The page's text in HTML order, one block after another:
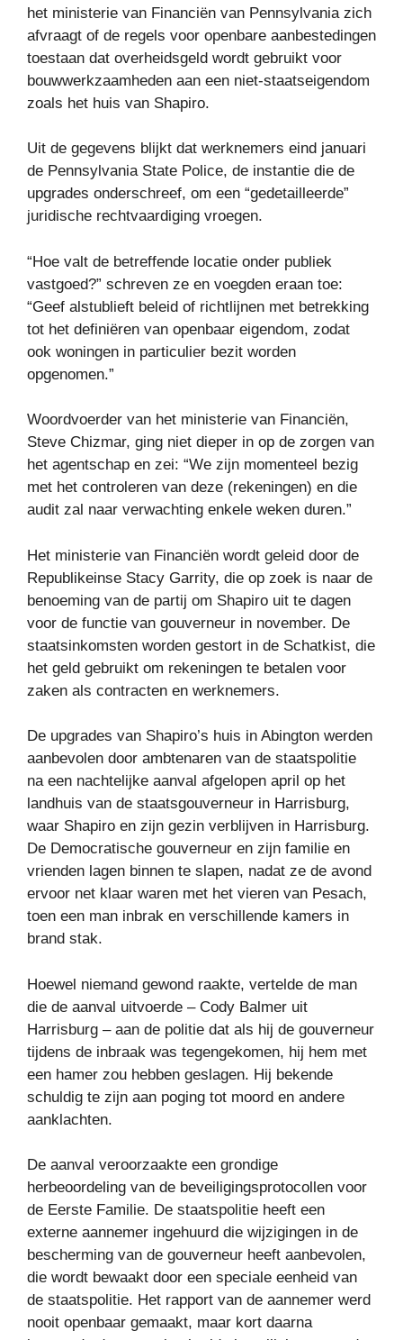
het ministerie van Financiën van Pennsylvania zich
afvraagt ​​of de regels voor openbare aanbestedingen
toestaan ​​dat overheidsgeld wordt gebruikt voor
bouwwerkzaamheden aan een niet-staatseigendom
zoals het huis van Shapiro.
Uit de gegevens blijkt dat werknemers eind januari
de Pennsylvania State Police, de instantie die de
upgrades onderschreef, om een ​​“gedetailleerde”
juridische rechtvaardiging vroegen.
“Hoe valt de betreffende locatie onder publiek
vastgoed?” schreven ze en voegden eraan toe:
“Geef alstublieft beleid of richtlijnen met betrekking
tot het definiëren van openbaar eigendom, zodat
ook woningen in particulier bezit worden
opgenomen.”
Woordvoerder van het ministerie van Financiën,
Steve Chizmar, ging niet dieper in op de zorgen van
het agentschap en zei: “We zijn momenteel bezig
met het controleren van deze (rekeningen) en die
audit zal naar verwachting enkele weken duren.”
Het ministerie van Financiën wordt geleid door de
Republikeinse Stacy Garrity, die op zoek is naar de
benoeming van de partij om Shapiro uit te dagen
voor de functie van gouverneur in november. De
staatsinkomsten worden gestort in de Schatkist, die
het geld gebruikt om rekeningen te betalen voor
zaken als contracten en werknemers.
De upgrades van Shapiro’s huis in Abington werden
aanbevolen door ambtenaren van de staatspolitie
na een nachtelijke aanval afgelopen april op het
landhuis van de staatsgouverneur in Harrisburg,
waar Shapiro en zijn gezin verblijven in Harrisburg.
De Democratische gouverneur en zijn familie en
vrienden lagen binnen te slapen, nadat ze de avond
ervoor net klaar waren met het vieren van Pesach,
toen een man inbrak en verschillende kamers in
brand stak.
Hoewel niemand gewond raakte, vertelde de man
die de aanval uitvoerde – Cody Balmer uit
Harrisburg – aan de politie dat als hij de gouverneur
tijdens de inbraak was tegengekomen, hij hem met
een hamer zou hebben geslagen. Hij bekende
schuldig te zijn aan poging tot moord en andere
aanklachten.
De aanval veroorzaakte een grondige
herbeoordeling van de beveiligingsprotocollen voor
de Eerste Familie. De staatspolitie heeft een
externe aannemer ingehuurd die wijzigingen in de
bescherming van de gouverneur heeft aanbevolen,
die wordt bewaakt door een speciale eenheid van
de staatspolitie. Het rapport van de aannemer werd
nooit openbaar gemaakt, maar kort daarna